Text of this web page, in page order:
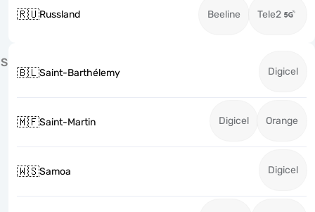
🇷🇺Russland Beeline Tele2
S
🇧🇱Saint-Barthélemy Digicel
🇲🇫Saint-Martin Digicel Orange
🇼🇸Samoa Digicel